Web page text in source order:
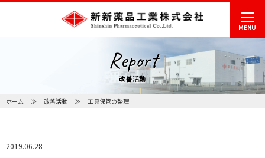
MENU
Report
改善活動
ホーム 改善活動 工具保管の整理
2019.06.28